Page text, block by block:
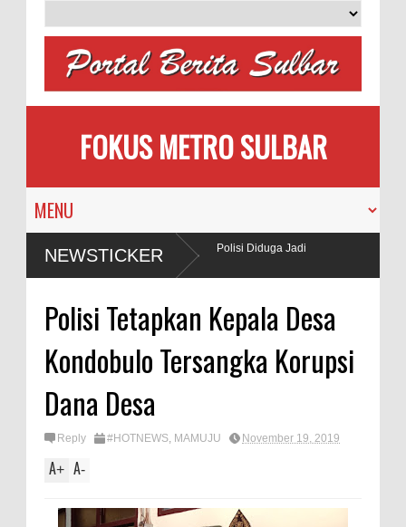
FOKUS METRO SULBAR
NEWSTICKER
Gunakan BBM Subsidi, Oknum TNI dan Polisi Diduga Jadi
Polisi Tetapkan Kepala Desa
Kondobulo Tersangka Korupsi
Dana Desa
Reply #HOTNEWS, MAMUJU November 19, 2019
A+ A-